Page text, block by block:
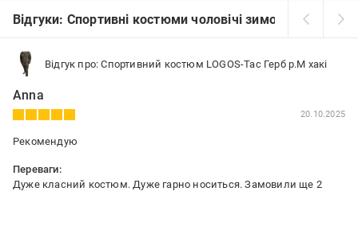
Відгуки: Спортивні костюми чоловічі зимові
Відгук про: Спортивний костюм LOGOS-Tac Герб р.M хакі
Anna
20.10.2025
Рекомендую
Переваги:
Дуже класний костюм. Дуже гарно носиться. Замовили ще 2